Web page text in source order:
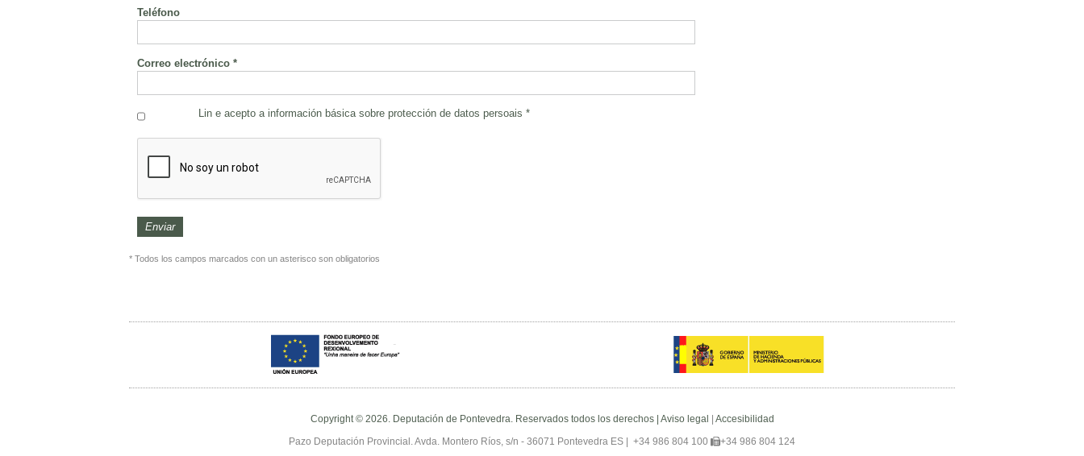
Teléfono
Correo electrónico *
Lin e acepto a información básica sobreprotección de datos persoais *
* Todos los campos marcados con un asterisco son obligatorios
Copyright © 2026. Deputación de Pontevedra. Reservados todos los derechos | Aviso legal Accesibilidad
Pazo Deputación Provincial. Avda. Montero Ríos, s/n - 36071 Pontevedra ES | +34 986 804 100 +34 986 804 124